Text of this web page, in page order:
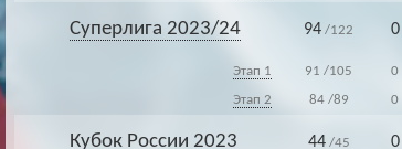
Суперлига 2023/24 94 /122 0
Этап 1 91 /105 0
Этап 2
84/89 0
Кубок России 2023 44/45 0